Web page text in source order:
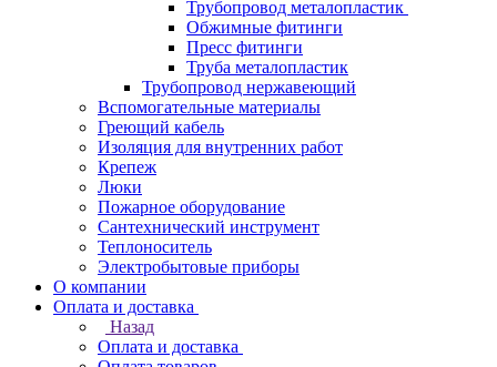
Трубопровод металопластик
Обжимные фитинги
Пресс фитинги
Труба металопластик
Трубопровод нержавеющий
Вспомогательные материалы
Греющий кабель
Изоляция для внутренних работ
Крепеж
Люки
Пожарное оборудование
Сантехнический инструмент
Теплоноситель
Электробытовые приборы
О компании
Оплата и доставка
Назад
Оплата и доставка